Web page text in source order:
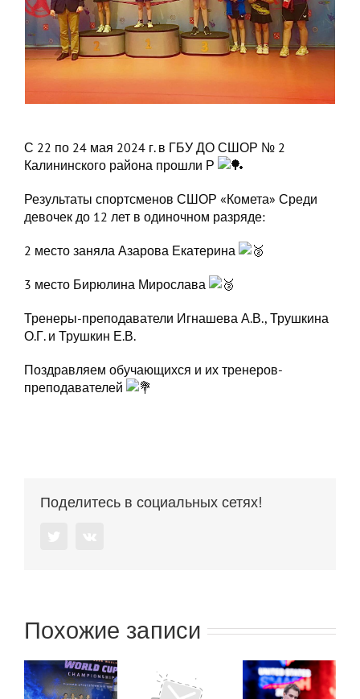
С 22 по 24 мая 2024 г. в ГБУ ДО СШОР № 2
Калининского района прошли Р
Результаты спортсменов СШОР «Комета» Среди
девочек до 12 лет в одиночном разряде:
2 место заняла Азарова Екатерина
3 место Бирюлина Мирослава
Тренеры-преподаватели Игнашева А.В., Трушкина
О.Г. и Трушкин Е.В.
Поздравляем обучающихся и их тренеров-
преподавателей
Поделитесь в социальных сетях!
Похожие записи